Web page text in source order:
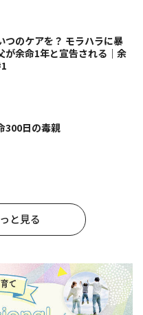
つのケアを？ モラハラに暴
余命1年と宣告される｜余
300日の毒親
と見る